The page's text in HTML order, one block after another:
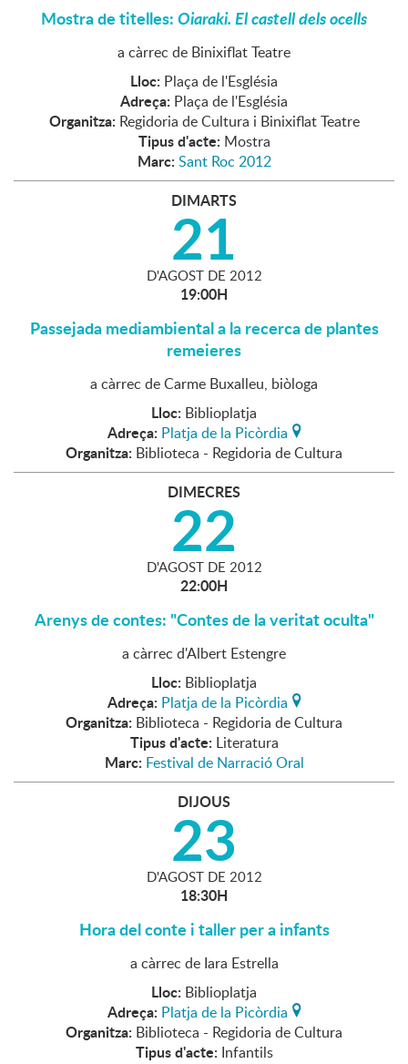
Mostra de titelles:Oiaraki. El castell dels ocells
a càrrec de Binixiflat Teatre
Lloc: Plaça de l'Església
Adreça: Plaça de l'Església
Organitza: Regidoria de Cultura i Binixiflat Teatre
Tipus d'acte: Mostra
Marc: Sant Roc 2012
DIMARTS
21
D'AGOST DE 2012
19:00H
Passejada mediambiental a la recerca de plantes
remeieres
a càrrec de Carme Buxalleu, biòloga
Lloc: Biblioplatja
Adreça: Platja de la Picòrdia
Organitza: Biblioteca - Regidoria de Cultura
DIMECRES
22
D'AGOST DE 2012
22:00H
Arenys de contes: "Contes de la veritat oculta"
a càrrec d'Albert Estengre
Lloc: Biblioplatja
Adreça: Platja de la Picòrdia
Organitza: Biblioteca - Regidoria de Cultura
Tipus d'acte: Literatura
Marc: Festival de Narració Oral
DIJOUS
23
D'AGOST DE 2012
18:30H
Hora del conte i taller per a infants
a càrrec de Iara Estrella
Lloc: Biblioplatja
Adreça: Platja de la Picòrdia
Organitza: Biblioteca - Regidoria de Cultura
Tipus d'acte: Infantils